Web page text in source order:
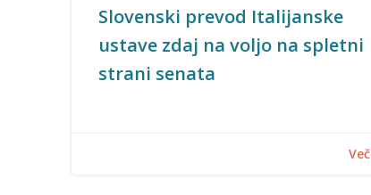
Slovenski prevod Italijanske
ustave zdaj na voljo na spletni
strani senata
Več